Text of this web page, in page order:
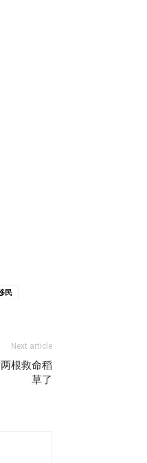
民
Next article
根救命稻
草了